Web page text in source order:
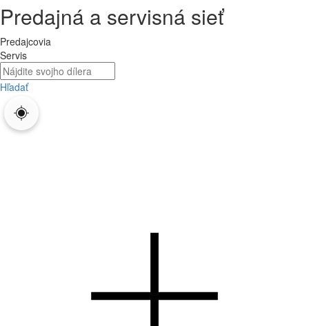
Predajná a servisná sieť
Predajcovia
Servis
Hľadať